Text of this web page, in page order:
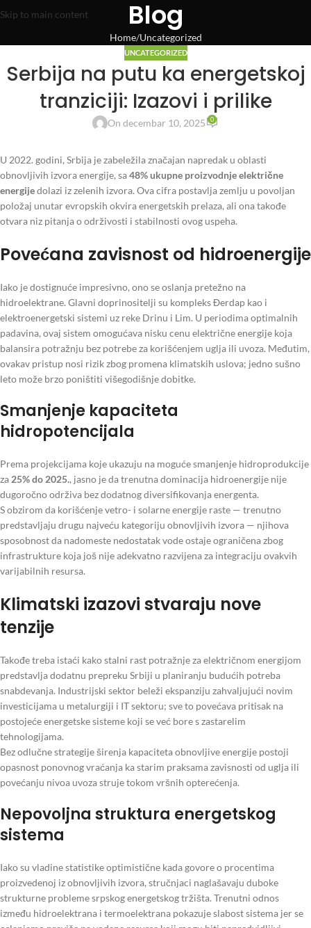
Skip to main content Blog
Home Uncategorized
UNCATEGORIZED
Serbija na putu ka energetskoj
tranziciji: Izazovi i prilike
On decembar 10, 2025 0
U 2022. godini, Srbija je zabeležila značajan napredak u oblasti
obnovljivih izvora energije, sa48% ukupne proizvodnje električne
energijedolazi iz zelenih izvora. Ova cifra postavlja zemlju u povoljan
položaj unutar evropskih okvira energetskih prelaza, ali ona takođe
otvara niz pitanja o održivosti i stabilnosti ovog uspeha.
Povećana zavisnost od hidroenergije
Iako je dostignuće impresivno, ono se oslanja pretežno na
hidroelektrane. Glavni doprinositelji su kompleks Đerdap kao i
elektroenergetski sistemi uz reke Drinu i Lim. U periodima optimalnih
padavina, ovaj sistem omogućava nisku cenu električne energije koja
balansira potražnju bez potrebe za korišćenjem uglja ili uvoza. Međutim,
ovakav pristup nosi rizik zbog promena klimatskih uslova; jedno sušno
leto može brzo poništiti višegodišnje dobitke.
Smanjenje kapaciteta
hidropotencijala
Prema projekcijama koje ukazuju na moguće smanjenje hidroprodukcije
za 25% do 2025., jasno je da trenutna dominacija hidroenergije nije
dugoročno održiva bez dodatnog diversifikovanja energenta.
S obzirom da korišćenje vetro- i solarne energije raste — trenutno
predstavljaju drugu najveću kategoriju obnovljivih izvora — njihova
sposobnost da nadomeste nedostatak vode ostaje ograničena zbog
infrastrukture koja još nije adekvatno razvijena za integraciju ovakvih
varijabilnih resursa.
Klimatski izazovi stvaraju nove
tenzije
Takođe treba istaći kako stalni rast potražnje za električnom energijom
predstavlja dodatnu prepreku Srbiji u planiranju budućih potreba
snabdevanja. Industrijski sektor beleži ekspanziju zahvaljujući novim
investicijama u metalurgiji i IT sektoru; sve to povećava pritisak na
postojeće energetske sisteme koji se već bore s zastarelim
tehnologijama.
Bez odlučne strategije širenja kapaciteta obnovljive energije postoji
opasnost ponovnog vraćanja ka starim praksama zavisnosti od uglja ili
povećanju nivoa uvoza struje tokom vršnih opterećenja.
Nepovoljna struktura energetskog
sistema
Iako su vladine statistike optimistične kada govore o procentima
proizvedenoj iz obnovljivih izvora, stručnjaci naglašavaju duboke
strukturne probleme srpskog energetskog tržišta. Trenutni odnos
između hidroelektrana i termoelektrana pokazuje slabost sistema jer se